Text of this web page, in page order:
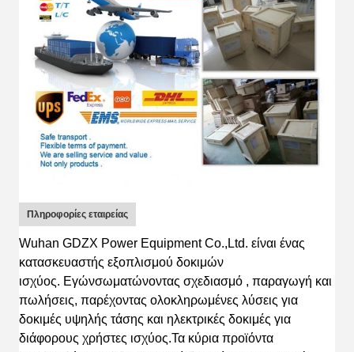
Πληροφορίες εταιρείας
Wuhan GDZX Power Equipment Co.,Ltd. είναι ένας
κατασκευαστής εξοπλισμού δοκιμών
ισχύος. Εγώνσωματώνοντας σχεδιασμό , παραγωγή και
πωλήσεις, παρέχοντας ολοκληρωμένες λύσεις για
δοκιμές υψηλής τάσης και ηλεκτρικές δοκιμές για
διάφορους χρήστες ισχύος.Τα κύρια προϊόντα